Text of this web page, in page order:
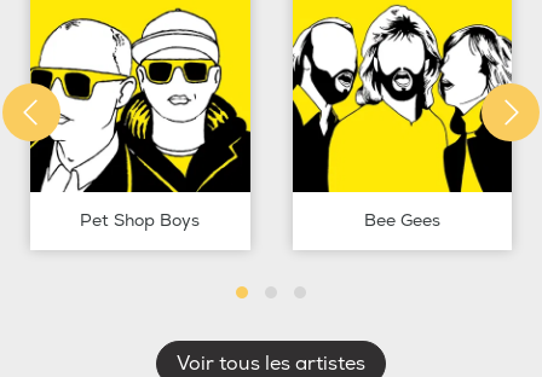
Pet Shop Boys Bee Gees
Voir tous les artistes